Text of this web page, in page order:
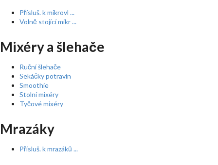
Přísluš. k mikrovl ...
Volně stojící mikr ...
Mixéry a šlehače
Ruční šlehače
Sekáčky potravin
Smoothie
Stolní mixéry
Tyčové mixéry
Mrazáky
Přísluš. k mrazáků ...